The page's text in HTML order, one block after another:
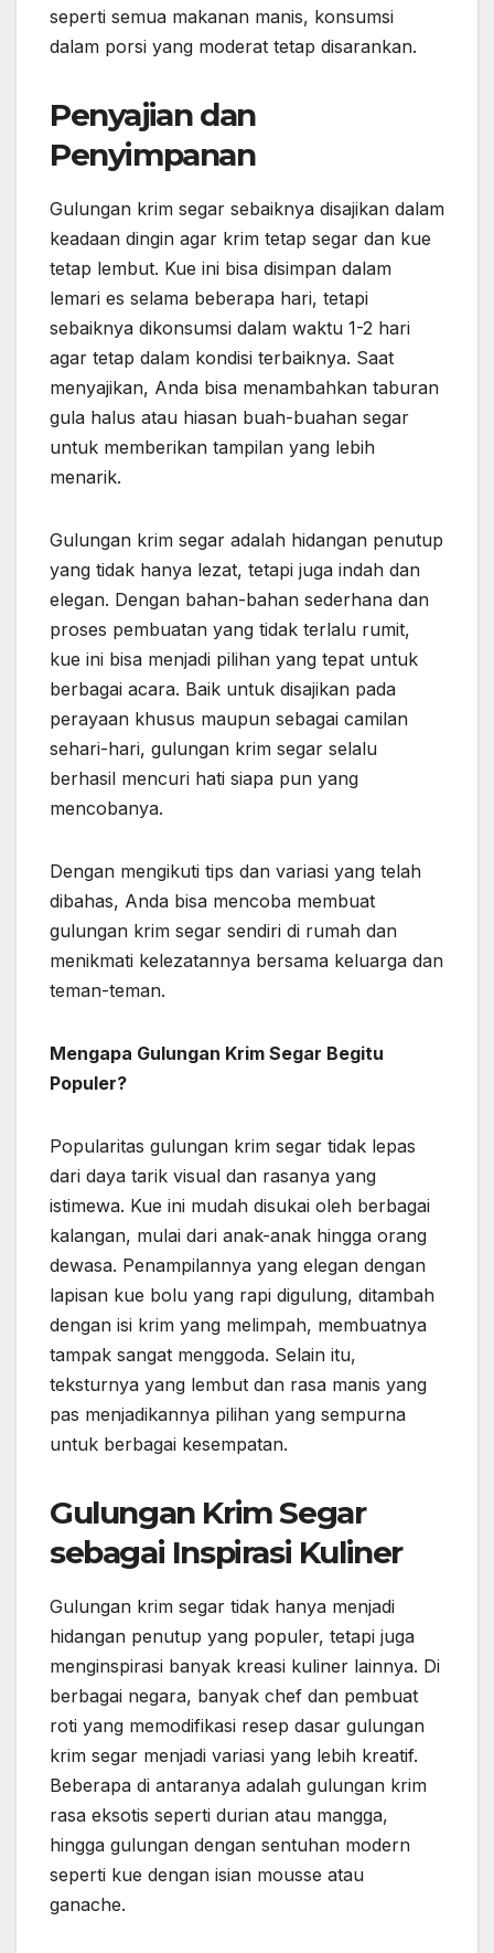
seperti semua makanan manis, konsumsi
dalam porsi yang moderat tetap disarankan.
Penyajian dan
Penyimpanan
Gulungan krim segar sebaiknya disajikan dalam
keadaan dingin agar krim tetap segar dan kue
tetap lembut. Kue ini bisa disimpan dalam
lemari es selama beberapa hari, tetapi
sebaiknya dikonsumsi dalam waktu 1-2 hari
agar tetap dalam kondisi terbaiknya. Saat
menyajikan, Anda bisa menambahkan taburan
gula halus atau hiasan buah-buahan segar
untuk memberikan tampilan yang lebih
menarik.
Gulungan krim segar adalah hidangan penutup
yang tidak hanya lezat, tetapi juga indah dan
elegan. Dengan bahan-bahan sederhana dan
proses pembuatan yang tidak terlalu rumit,
kue ini bisa menjadi pilihan yang tepat untuk
berbagai acara. Baik untuk disajikan pada
perayaan khusus maupun sebagai camilan
sehari-hari, gulungan krim segar selalu
berhasil mencuri hati siapa pun yang
mencobanya.
Dengan mengikuti tips dan variasi yang telah
dibahas, Anda bisa mencoba membuat
gulungan krim segar sendiri di rumah dan
menikmati kelezatannya bersama keluarga dan
teman-teman.
Mengapa Gulungan Krim Segar Begitu
Populer?
Popularitas gulungan krim segar tidak lepas
dari daya tarik visual dan rasanya yang
istimewa. Kue ini mudah disukai oleh berbagai
kalangan, mulai dari anak-anak hingga orang
dewasa. Penampilannya yang elegan dengan
lapisan kue bolu yang rapi digulung, ditambah
dengan isi krim yang melimpah, membuatnya
tampak sangat menggoda. Selain itu,
teksturnya yang lembut dan rasa manis yang
pas menjadikannya pilihan yang sempurna
untuk berbagai kesempatan.
Gulungan Krim Segar
sebagai Inspirasi Kuliner
Gulungan krim segar tidak hanya menjadi
hidangan penutup yang populer, tetapi juga
menginspirasi banyak kreasi kuliner lainnya. Di
berbagai negara, banyak chef dan pembuat
roti yang memodifikasi resep dasar gulungan
krim segar menjadi variasi yang lebih kreatif.
Beberapa di antaranya adalah gulungan krim
rasa eksotis seperti durian atau mangga,
hingga gulungan dengan sentuhan modern
seperti kue dengan isian mousse atau
ganache.